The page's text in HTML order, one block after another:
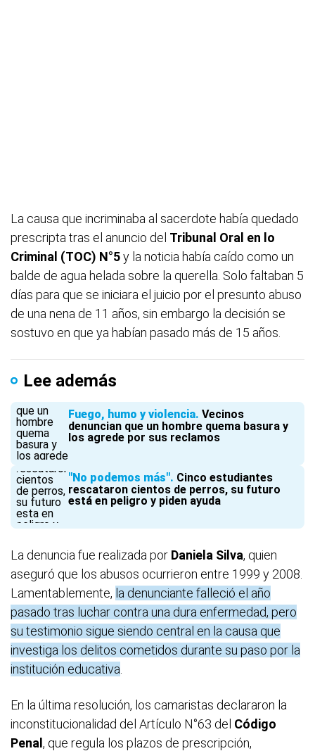
La causa que incriminaba al sacerdote había quedado
prescripta tras el anuncio del Tribunal Oral en lo
Criminal (TOC) N°5y la noticia había caído como un
balde de agua helada sobre la querella. Solo faltaban 5
días para que se iniciara el juicio por el presunto abuso
de una nena de 11 años, sin embargo la decisión se
sostuvo en que ya habían pasado más de 15 años.
Lee además
Fuego, humo y violencia Vecinos
denuncian que un hombre quema basura y
los agrede por sus reclamos
"No podemos más" Cinco estudiantes
rescataron cientos de perros, su futuro
está en peligro y piden ayuda
La denuncia fue realizada por Daniela Silva, quien
aseguró que los abusos ocurrieron entre 1999 y 2008.
Lamentablemente, la denunciante falleció el año
pasado tras luchar contra una dura enfermedad, pero
su testimonio sigue siendo central en la causa que
investiga los delitos cometidos durante su paso por la
institución educativa
En la última resolución, los camaristas declararon la
inconstitucionalidad del Artículo N°63 del Código
Penal , que regula los plazos de prescripción,